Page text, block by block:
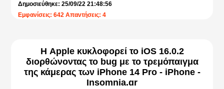
Δημοσιεύθηκε: 25/09/22 21:48:56
Εμφανίσεις: 642 Απαντήσεις: 4
Η Apple κυκλοφορεί το iOS 16.0.2
διορθώνοντας το bug με το τρεμόπαιγμα
της κάμερας των iPhone 14 Pro - iPhone -
Insomnia.gr